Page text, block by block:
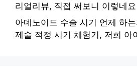
리얼리뷰, 직접 써보니 이렇네요
아데노이드 수술 시기 언제 하
제술 적정 시기 체험기, 저희 아